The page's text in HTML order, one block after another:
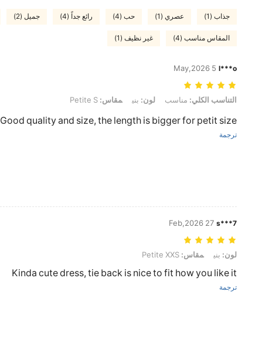
جذاب (1) عصري (1) حب (4) رائع جداً (4) جميل (2)
المقاس مناسب (4) غير نظيف (1)
l***o
5 May,2026
التناسب الكلي: مناسب, لون: بني, مقاس: Petite S
التناسب الكلي: مناسب لون: بني مقاس:
Good quality and size, the length is bigger for petit size
ترجمة
s***7
27 Feb,2026
لون: بني, مقاس: Petite XXS
لون: بني مقاس:
Kinda cute dress, tie back is nice to fit how you like it
ترجمة